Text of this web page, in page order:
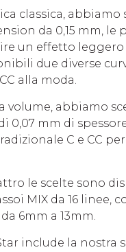
classica, abbiamo
da 0,15 mm, le
un effetto leggero
due diverse
alla moda.
volume, abbiamo
0,07 mm di
C e CC
le scelte sono
MIX da 16 linee,
6mm a 13mm.
include la nostra